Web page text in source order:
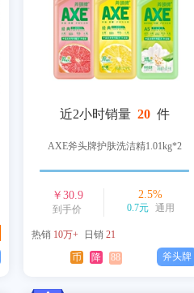
近2小时销量 20 件
AXE斧头牌护肤洗洁精1.01kg*2
￥ 30.9
到手价
2.5%
0.7元 通用
热销 10万+ 日销 21
币
降 88 斧头牌